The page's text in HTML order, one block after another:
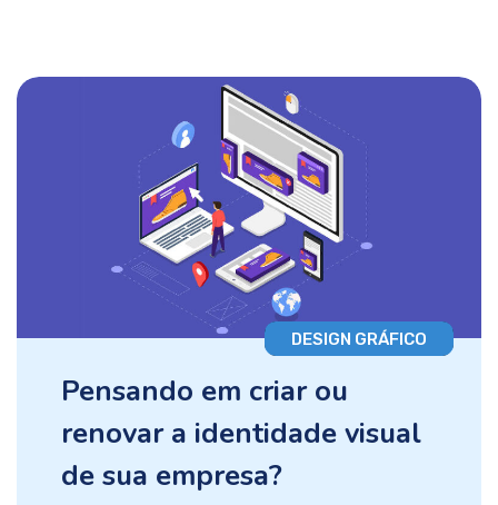
DESIGN GRÁFICO
Pensando em criar ou
renovar a identidade visual
de sua empresa?